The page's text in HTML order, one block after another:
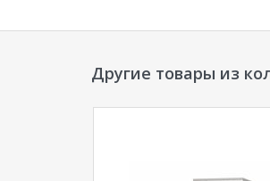
Другие товары из